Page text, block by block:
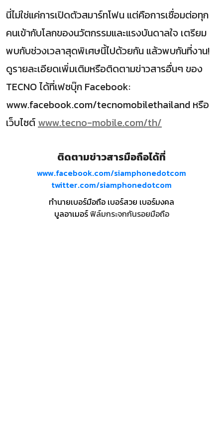
นี่ไม่ใช่แค่การเปิดตัวสมาร์ทโฟน แต่คือการเชื่อมต่อทุก
คนเข้ากับโลกของนวัตกรรมและแรงบันดาลใจ เตรียม
พบกับช่วงเวลาสุดพิเศษนี้ไปด้วยกัน แล้วพบกันที่งาน!
ดูรายละเอียดเพิ่มเติมหรือติดตามข่าวสารอื่นๆ ของ
TECNO ได้ที่เฟซบุ๊ก Facebook:
www.facebook.com/tecnomobilethailand หรือ
เว็บไซต์www.tecno-mobile.com/th/
ติดตามข่าวสารมือถือได้ที่
www.facebook.com/siamphonedotcom
twitter.com/siamphonedotcom
ทำนายเบอร์มือถือ เบอร์สวย เบอร์มงคล
บูลอาเมอร์ฟิล์มกระจกกันรอยมือถือ